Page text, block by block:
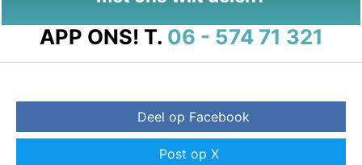
APP ONS! T. 06 - 574 71 321
Deel op Facebook
Post op X